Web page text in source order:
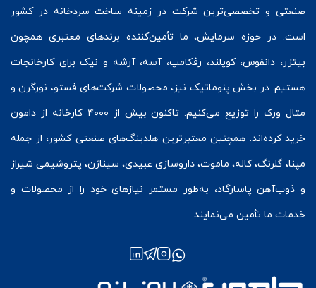
صنعتی و تخصصی‌ترین شرکت در زمینه ساخت سردخانه در کشور
است. در حوزه سرمایش، ما تأمین‌کننده برندهای معتبری همچون
بیتزر، دانفوس،کوپلند، رفکامپ، آسه، آرشه و نیک برای کارخانجات
هستیم. در بخش پنوماتیک نیز، محصولات شرکت‌های فستو، نورگرن و
متال ورک
را توزیع می‌کنیم. تاکنون بیش از ۴۰۰۰ کارخانه از دامون
خرید کرده‌اند. همچنین معتبرترین هلدینگ‌های صنعتی کشور، از جمله
مپنا، گلرنگ، کاله، ماموت، داروسازی عبیدی، سیناژن، پتروشیمی شیراز
و ذوب‌آهن پاسارگاد، به‌طور مستمر نیازهای خود را از محصولات و
خدمات ما تأمین می‌نمایند.